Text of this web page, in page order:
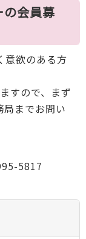
の会員募
意欲のある方
すので、まず
までお問い
5817